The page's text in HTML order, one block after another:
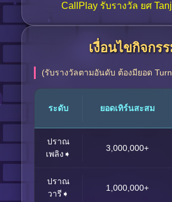
CallPlay รับรางวัล ยศ
เงื่อนไขกิจกร
(รับรางวัลตามอันดับ ต้องมียอด
ระดับ ยอดเทิร์นสะสม
ปราณ
เพลิง➧
3,000,000+
ปราณ
วารี➧
1,000,000+